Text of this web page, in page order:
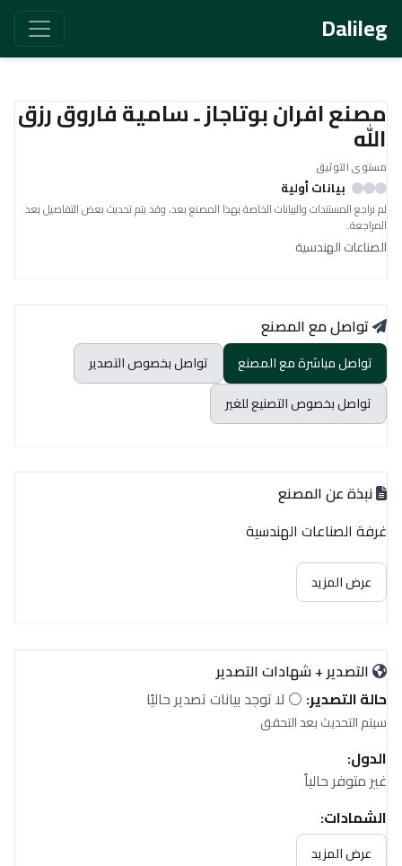
Dalileg
مصنع افران بوتاجاز ـ سامية فاروق رزق
الله
مستوى التوثيق
بيانات أولية
لم نراجع المستندات والبيانات الخاصة بهذا المصنع بعد، وقد يتم تحديث بعض التفاصيل بعد
المراجعة.
الصناعات الهندسية
تواصل مع المصنع
تواصل مباشرة مع المصنع
تواصل بخصوص التصدير
تواصل بخصوص التصنيع للغير
نبذة عن المصنع
غرفة الصناعات الهندسية
عرض المزيد
التصدير + شهادات التصدير
حالة التصدير: ⚪ لا توجد بيانات تصدير حاليًا
سيتم التحديث بعد التحقق
الدول:
غير متوفر حالياً
الشهادات:
غير متوفر حالياً
عرض المزيد